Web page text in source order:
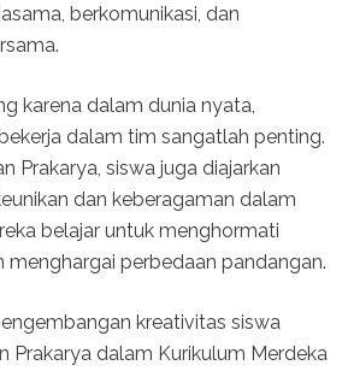
berkomunikasi, dan
karena dalam dunia nyata,
dalam tim sangatlah penting.
Prakarya, siswa juga diajarkan
dan keberagaman dalam
belajar untuk menghormati
menghargai perbedaan pandangan.
kreativitas siswa
Prakarya dalam Kurikulum Merdeka